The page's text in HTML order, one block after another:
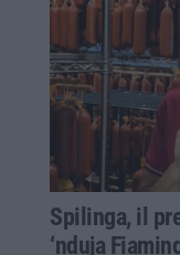
Spilinga, il
‘nduja